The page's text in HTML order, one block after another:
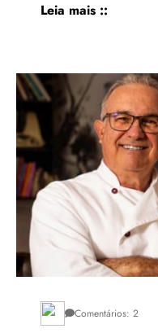
Leia mais ::
Comentários: 2